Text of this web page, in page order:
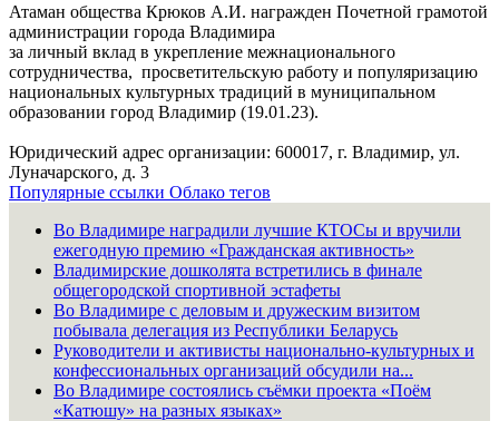
Атаман общества Крюков А.И. награжден Почетной грамотой
администрации города Владимира
за личный вклад в укрепление межнационального
сотрудничества, просветительскую работу и популяризацию
национальных культурных традиций в муниципальном
образовании город Владимир (19.01.23).
Юридический адрес организации: 600017, г. Владимир, ул.
Луначарского, д. 3
Популярные ссылки Облако тегов
Во Владимире наградили лучшие КТОСы и вручили
ежегодную премию «Гражданская активность»
Владимирские дошколята встретились в финале
общегородской спортивной эстафеты
Во Владимире с деловым и дружеским визитом
побывала делегация из Республики Беларусь
Руководители и активисты национально-культурных и
конфессиональных организаций обсудили на...
Во Владимире состоялись съёмки проекта «Поём
«Катюшу» на разных языках»